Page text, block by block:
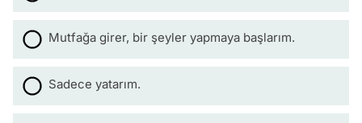
Mutfağa girer, bir şeyler yapmaya başlarım.
Sadece yatarım.